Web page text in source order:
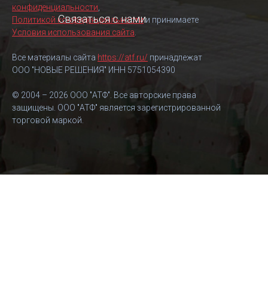
Связаться с нами
конфиденциальности
Политикой конфиденциальностии принимаете
Условия использования сайта
Все материалы сайта https://atf.ru/ принадлежат
ООО "НОВЫЕ РЕШЕНИЯ" ИНН 5751054390
© 2004 – 2026 ООО "АТФ". Все авторские права
защищены. ООО "АТФ" является зарегистрированной
торговой маркой.